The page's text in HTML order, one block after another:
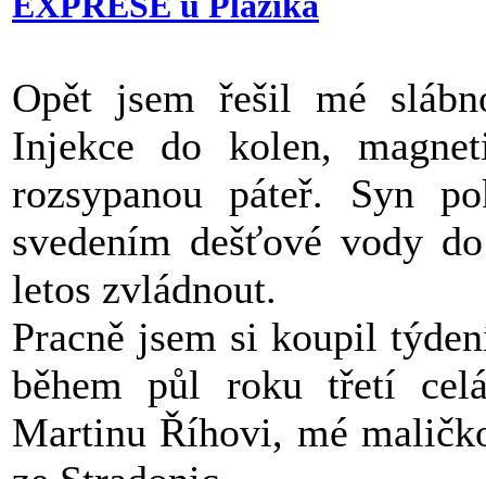
Opět jsem řešil mé
Injekce do kolen,
rozsypanou páteř. Syn
svedením dešťové vody
letos zvládnout.
Pracně jsem si koupil
během půl roku třetí
Martinu Říhovi, mé